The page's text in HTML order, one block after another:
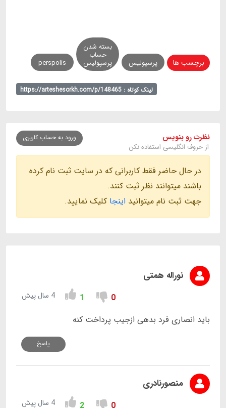
برچسب ها پرسپولیس
بسته شدن
حساب
پرسپولیس perspolis
لینک کوتاه : https://arteshesorkh.com/p/148465
نظرت رو بنویس
از حروف انگلیسی استفاده نکن
ورود به حساب کاربری
در حال حاضر فقط کاربرانی که در سایت ثبت نام کرده
باشند میتوانند نظر ثبت کنند.
جهت ثبت نام میتوانید اینجا کلیک نمایید.
نوراله همتی
0
1 4 سال پیش
باید انصاری فرد بدهی ازجیب پرداخت کنه
پاسخ
منصورنادری
4 سال پیش